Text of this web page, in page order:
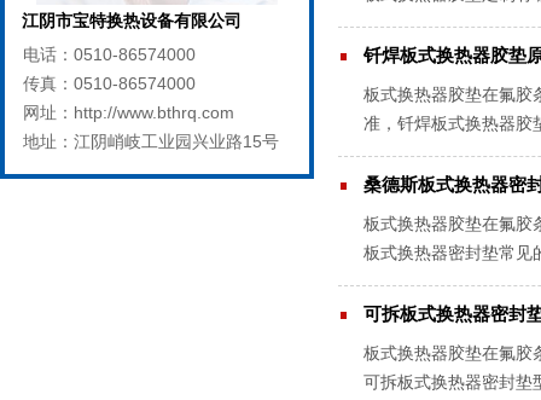
江阴市宝特换热设备有限公司
电话：0510-86574000
传真：0510-86574000
网址：http://www.bthrq.com
地址：江阴峭岐工业园兴业路15号
成本相对较低。因此，
钎焊板式换热器胶垫
板式换热器胶垫在氟胶
准，钎焊板式换热器胶
出现泄漏、断裂、老化
桑德斯板式换热器密
板式换热器胶垫在氟胶
板式换热器密封垫常见
的老化部件。换热器的
可拆板式换热器密封
板式换热器胶垫在氟胶
可拆板式换热器密封垫